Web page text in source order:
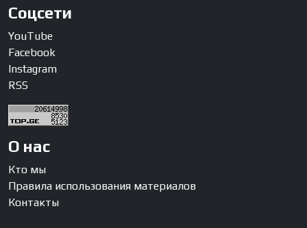
Соцсети
YouTube
Facebook
Instagram
RSS
О нас
Кто мы
Правила использования материалов
Контакты